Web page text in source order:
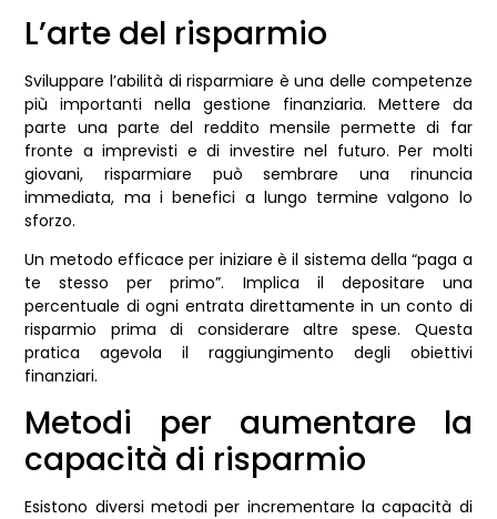
L’arte del risparmio
Sviluppare l’abilità di risparmiare è una delle competenze
più importanti nella gestione finanziaria. Mettere da
parte una parte del reddito mensile permette di far
fronte a imprevisti e di investire nel futuro. Per molti
giovani, risparmiare può sembrare una rinuncia
immediata, ma i benefici a lungo termine valgono lo
sforzo.
Un metodo efficace per iniziare è il sistema della “paga a
te stesso per primo”. Implica il depositare una
percentuale di ogni entrata direttamente in un conto di
risparmio prima di considerare altre spese. Questa
pratica agevola il raggiungimento degli obiettivi
finanziari.
Metodi per aumentare la
capacità di risparmio
Esistono diversi metodi per incrementare la capacità di